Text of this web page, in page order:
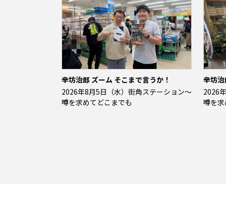
辛坊治郎 ズーム そこまで言うか！
2026年8月5日（水）街角ステーション～
噂を求めてどこまでも
辛坊
2026
噂を